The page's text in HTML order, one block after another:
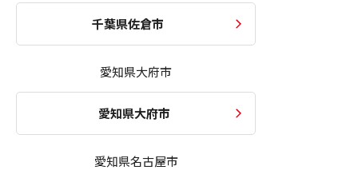
千葉県佐倉市
愛知県大府市
愛知県大府市
愛知県名古屋市